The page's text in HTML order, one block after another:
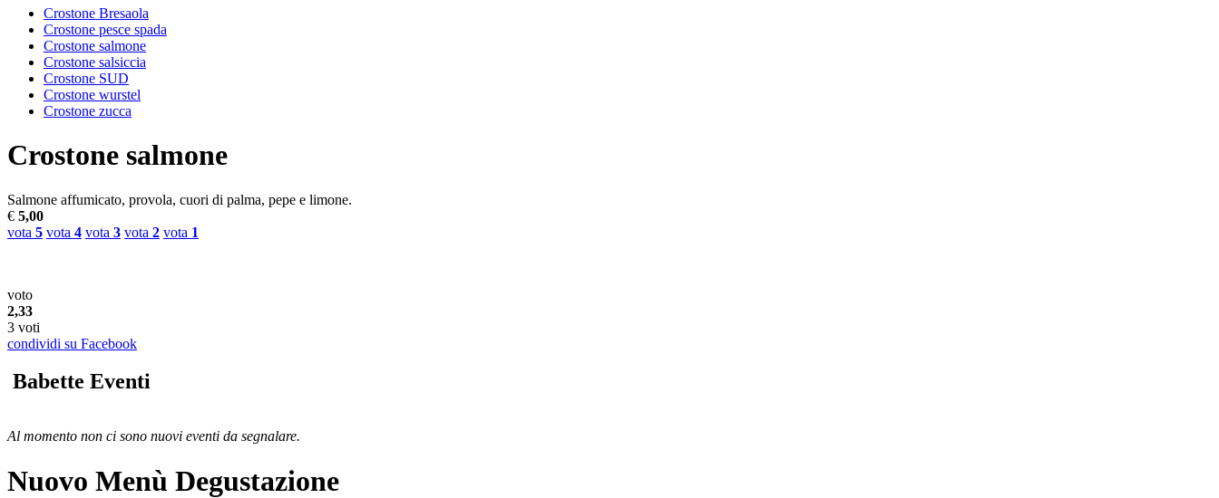
Crostone Bresaola
Crostone pesce spada
Crostone salmone
Crostone salsiccia
Crostone SUD
Crostone wurstel
Crostone zucca
Crostone salmone
Salmone affumicato, provola, cuori di palma, pepe e limone.
€ 5,00
vota 5 vota 4 vota 3 vota 2 vota 1
voto
2,33
3 voti
condividi su Facebook
Babette Eventi
Al momento non ci sono nuovi eventi da segnalare.
Nuovo Menù Degustazione